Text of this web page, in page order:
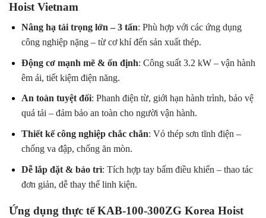
Hoist Vietnam
Nâng hạ tải trọng lớn – 3 tấn: Phù hợp với các ứng dụng
công nghiệp nặng – từ cơ khí đến sản xuất thép.
Động cơ mạnh mẽ & ổn định: Công suất 3.2 kW – vận hành
êm ái, tiết kiệm điện năng.
An toàn tuyệt đối: Phanh điện từ, giới hạn hành trình, bảo vệ
quá tải – đảm bảo an toàn cho người vận hành.
Thiết kế công nghiệp chắc chắn: Vỏ thép sơn tĩnh điện –
chống va đập, chống ăn mòn.
Dễ lắp đặt & bảo trì: Tích hợp tay bấm điều khiển – thao tác
đơn giản, dễ thay thế linh kiện.
Ứng dụng thực tế KAB-100-300ZG Korea Hoist